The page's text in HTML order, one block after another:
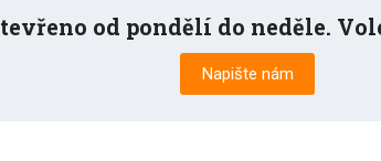
od pondělí do neděle.
Napište nám